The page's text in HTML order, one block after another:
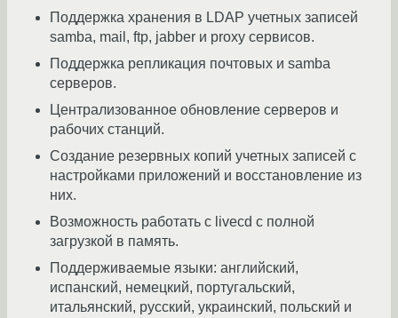
Поддержка хранения в LDAP учетных записей
samba, mail, ftp, jabber и proxy сервисов.
Поддержка репликация почтовых и samba
серверов.
Централизованное обновление серверов и
рабочих станций.
Создание резервных копий учетных записей с
настройками приложений и восстановление из
них.
Возможность работать с livecd с полной
загрузкой в память.
Поддерживаемые языки: английский,
испанский, немецкий, португальский,
итальянский, русский, украинский, польский и